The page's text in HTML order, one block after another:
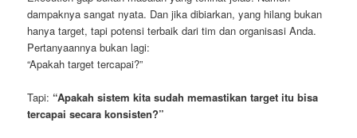
dampaknya sangat nyata. Dan jika dibiarkan, yang hilang bukan
hanya target, tapi potensi terbaik dari tim dan organisasi Anda.
Pertanyaannya bukan lagi:
“Apakah target tercapai?”
Tapi: “Apakah sistem kita sudah memastikan target itu bisa
tercapai secara konsisten?”